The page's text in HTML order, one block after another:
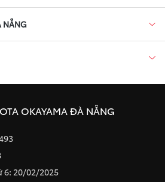
NẴNG
OKAYAMA ĐÀ NẴNG
6: 20/02/2025